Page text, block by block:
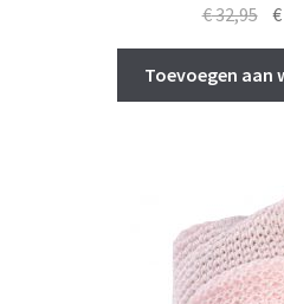
€32,95
€
€
Toevoegen aan